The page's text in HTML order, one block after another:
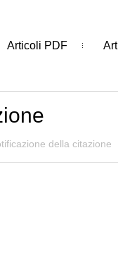
Articoli PDF
della citazione